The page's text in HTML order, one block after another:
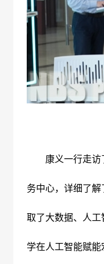
康义一行走访了
务中心，详细了
取了大数据、人
学在人工智能赋